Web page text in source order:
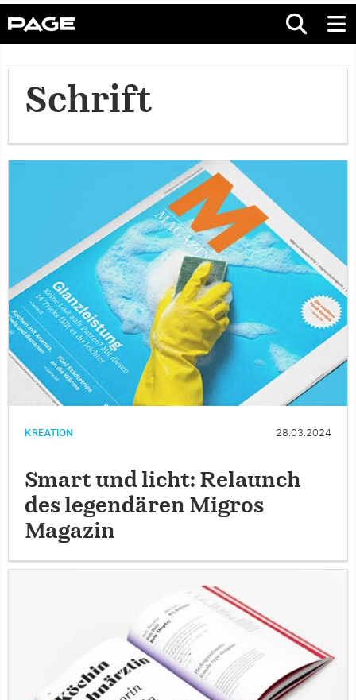
Schrift
KREATION 28.03.2024
Smart und licht: Relaunch
des legendären Migros
Magazin